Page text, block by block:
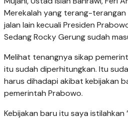
Merekalah yang terang-
jalan lain kecuali Presiden
Sedang Rocky Gerung sudah
Melihat tenangnya sikap
itu sudah diperhitungkan. Itu
harus dihadapi akibat kebijakan
pemerintah Prabowo.
Kebijakan baru itu saya istilahkan